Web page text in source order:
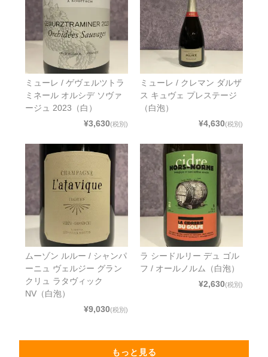
ミューレ / ゲヴェルツトラ
ミネール オルシデ ソヴァ
ージュ 2023（白）
¥3,630(税別)
ミューレ / クレマン ダルザ
ス キュヴェ プレステージ
（白泡）
¥4,630(税別)
ムーゾン ルルー / シャンパ
ーニュ ヴェルジー グラン
クリュ ラタヴィック
NV（白泡）
¥9,030(税別)
ラ シードルリー デュ ゴル
フ / オールノルム（白泡）
¥2,630(税別)
もっと見る